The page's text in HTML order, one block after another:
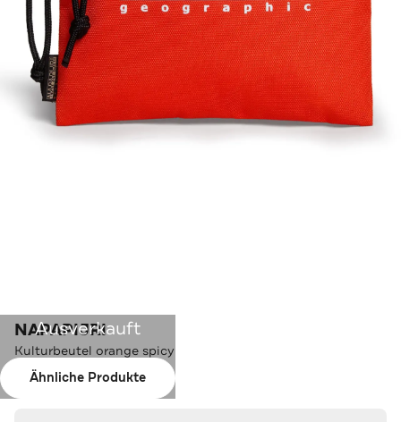
Ausverkauft
Ähnliche Produkte
NAPAPIJRI
Kulturbeutel orange spicy
Farbe:orange spicy